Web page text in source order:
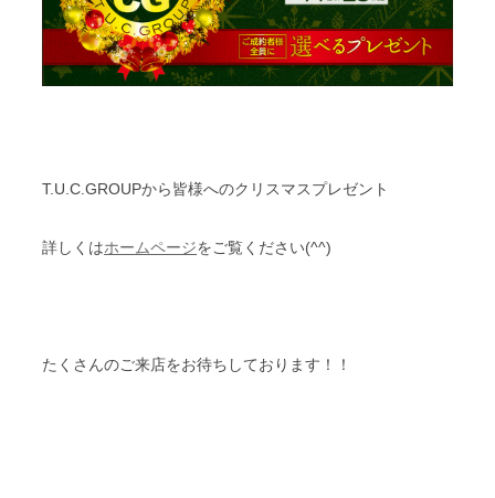
T.U.C.GROUPから皆様へのクリスマスプレゼント
詳しくはホームページをご覧ください(^^)
たくさんのご来店をお待ちしております！！